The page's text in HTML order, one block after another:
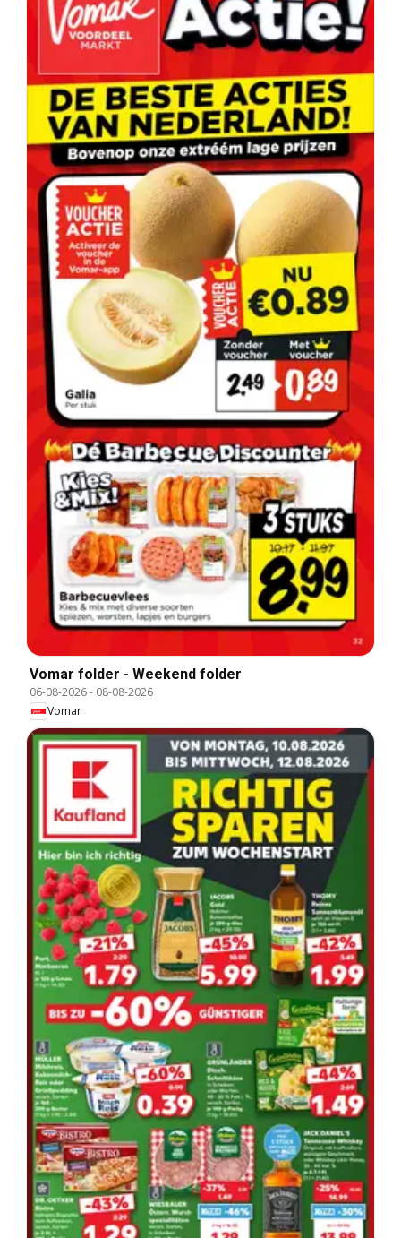
Vomar folder - Weekend folder
06-08-2026- 08-08-2026
Vomar